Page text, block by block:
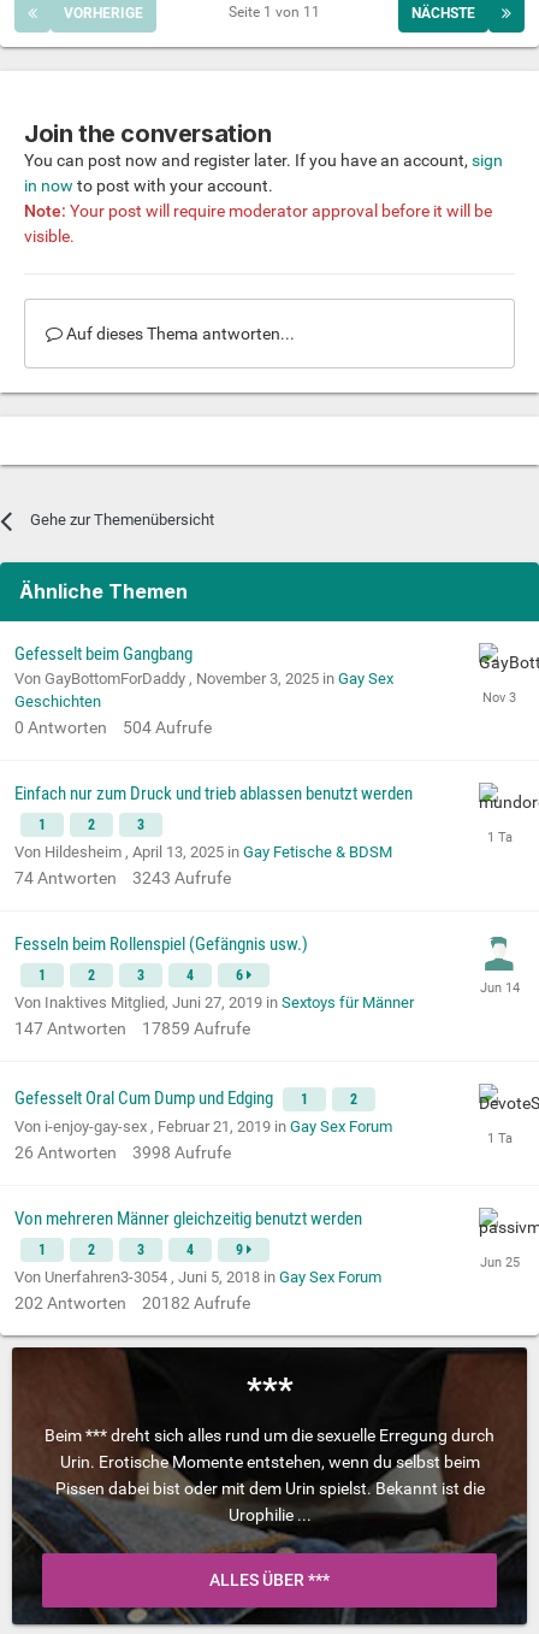
VORHERIGE NÄCHSTE
Seite 1 von 11
Join the conversation
You can post now and register later. If you have an account, sign
in now to post with your account.
Note: Your post will require moderator approval before it will be
visible.
Auf dieses Thema antworten...
Gehe zur Themenübersicht
Ähnliche Themen
Gefesselt beim Gangbang
Von GayBottomForDaddy , November 3, 2025 in Gay Sex
Geschichten
0 Antworten 504Aufrufe
Einfach nur zum Druck und trieb ablassen benutzt werden
1 2 3
Von Hildesheim , April 13, 2025 in Gay Fetische & BDSM
74Antworten 3243 Aufrufe
Fesseln beim Rollenspiel (Gefängnis usw.)
1 2 3 4 6
Von Inaktives Mitglied, Juni 27, 2019 in Sextoys für Männer
147Antworten 17859 Aufrufe
Gefesselt Oral Cum Dump und Edging 1 2
Von i-enjoy-gay-sex , Februar 21, 2019 in Gay Sex Forum
26 Antworten 3998 Aufrufe
Von mehreren Männer gleichzeitig benutzt werden
1 2 3 4 9
Von Unerfahren3-3054 , Juni 5, 2018 in Gay Sex Forum
202Antworten 20182Aufrufe
***
Beim *** dreht sich alles rund um die sexuelle Erregung durch
Urin. Erotische Momente entstehen, wenn du selbst beim
Pissen dabei bist oder mit dem Urin spielst. Bekannt ist die
Urophilie ...
ALLES ÜBER ***